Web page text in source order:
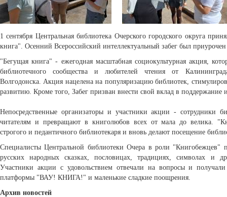
1 сентября Центральная библиотека Очерского городского округа
книга". Осенний Всероссийский интеллектуальный забег был
"Бегущая книга" - ежегодная масштабная социокультурная акция,
библиотечного сообщества и любителей чтения от
Волгодонска. Акция нацелена на популяризацию библиотек,
развитию. Кроме того, Забег призван внести свой вклад в
Непосредственные организаторы и участники акции - сотрудники
читателям и превращают в книголюбов всех от мала до велика.
строгого и педантичного библиотекаря и вновь делают посещение
Специалисты Центральной библиотеки Очера в роли "Книгобежцев"
русских народных сказках, пословицах, традициях, символах и
Участники акции с удовольствием отвечали на вопросы и
платформы "ВАУ! КНИГА!" и маленькие сладкие поощрения.
Архив новостей